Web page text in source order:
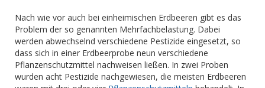
Nach wie vor auch bei einheimischen Erdbeeren gibt es das
Problem der so genannten Mehrfachbelastung. Dabei
werden abwechselnd verschiedene Pestizide eingesetzt, so
dass sich in einer Erdbeerprobe neun verschiedene
Pflanzenschutzmittel nachweisen ließen. In zwei Proben
wurden acht Pestizide nachgewiesen, die meisten Erdbeeren